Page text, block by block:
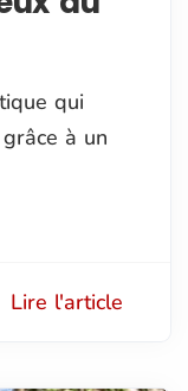
qui
à un
Lire l'article